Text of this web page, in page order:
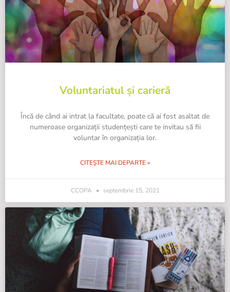
Voluntariatul și carieră
Încă de când ai intrat la facultate, poate că ai fost asaltat de
numeroase organizații studențești care te invitau să fii
voluntar în organizația lor.
CITEȘTE MAI DEPARTE »
CCOPA septembrie 15, 2021